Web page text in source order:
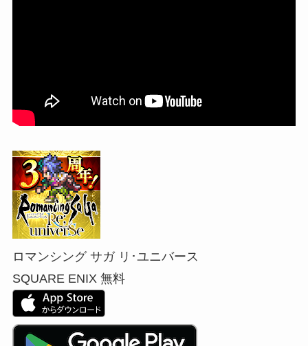
ロマンシング サガ リ･ユニバース
SQUARE ENIX 無料